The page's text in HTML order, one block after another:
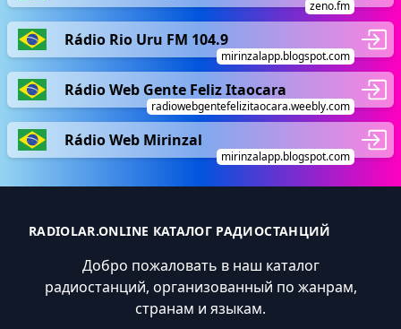
zeno.fm
Rádio Rio Uru FM 104.9
mirinzalapp.blogspot.com
Rádio Web Gente Feliz Itaocara
radiowebgentefelizitaocara.weebly.com
Rádio Web Mirinzal
mirinzalapp.blogspot.com
RADIOLAR.ONLINE КАТАЛОГ РАДИОСТАНЦИЙ
Добро пожаловать в наш каталог
радиостанций, организованный по жанрам,
странам и языкам.